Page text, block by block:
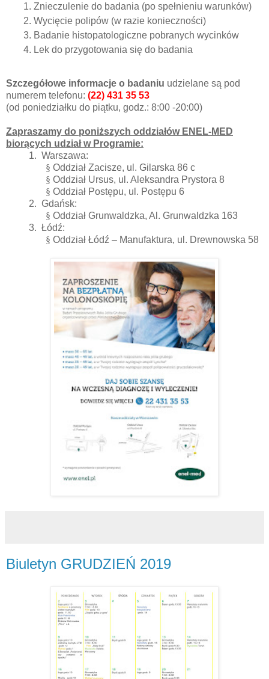
Znieczulenie do badania (po spełnieniu warunków)
Wycięcie polipów (w razie konieczności)
Badanie histopatologiczne pobranych wycinków
Lek do przygotowania się do badania
Szczegółowe informacje o badaniu udzielane są pod
numerem telefonu: (22) 431 35 53
(od poniedziałku do piątku, godz.: 8:00 -20:00)
Zapraszamy do poniższych oddziałów ENEL-MED
biorących udział w Programie:
1. Warszawa:
§ Oddział Zacisze, ul. Gilarska 86 c
§ Oddział Ursus, ul. Aleksandra Prystora 8
§ Oddział Postępu, ul. Postępu 6
2. Gdańsk:
§ Oddział Grunwaldzka, Al. Grunwaldzka 163
3. Łódź:
§ Oddział Łódź – Manufaktura, ul. Drewnowska 58
Biuletyn GRUDZIEŃ 2019